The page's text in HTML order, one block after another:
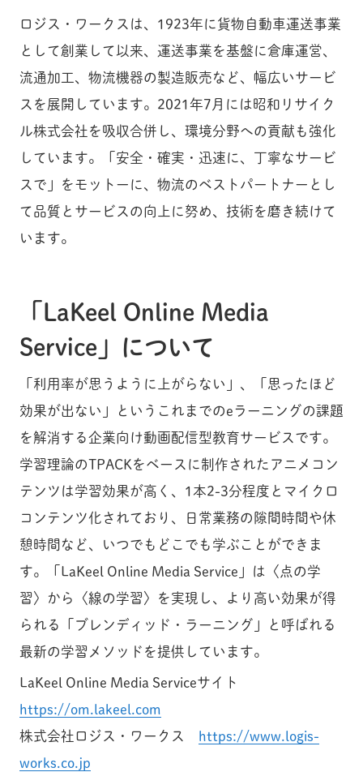
ロジス・ワークスは、1923年に貨物自動車運送事業
として創業して以来、運送事業を基盤に倉庫運営、
流通加工、物流機器の製造販売など、幅広いサービ
スを展開しています。2021年7月には昭和リサイク
ル株式会社を吸収合併し、環境分野への貢献も強化
しています。「安全・確実・迅速に、丁寧なサービ
スで」をモットーに、物流のベストパートナーとし
て品質とサービスの向上に努め、技術を磨き続けて
います。
「LaKeel Online Media
Service」について
「利用率が思うように上がらない」、「思ったほど
効果が出ない」というこれまでのeラーニングの課題
を解消する企業向け動画配信型教育サービスです。
学習理論のTPACKをベースに制作されたアニメコン
テンツは学習効果が高く、1本2-3分程度とマイクロ
コンテンツ化されており、日常業務の隙間時間や休
憩時間など、いつでもどこでも学ぶことができま
す。「LaKeel Online Media Service」は〈点の学
習〉から〈線の学習〉を実現し、より高い効果が得
られる「ブレンディッド・ラーニング」と呼ばれる
最新の学習メソッドを提供しています。
LaKeel Online Media Serviceサイト
https://om.lakeel.com
株式会社ロジス・ワークス https://www.logis-
works.co.jp